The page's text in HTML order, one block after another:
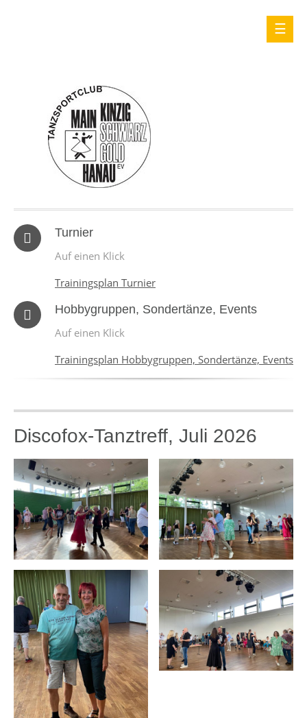
Turnier
Auf einen Klick
Trainingsplan Turnier
Hobbygruppen, Sondertänze, Events
Auf einen Klick
Trainingsplan Hobbygruppen, Sondertänze, Events
Discofox-Tanztreff, Juli 2026